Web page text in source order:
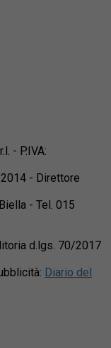
- P.IVA:
- Direttore
- Tel. 015
d.lgs. 70/2017
Diario del